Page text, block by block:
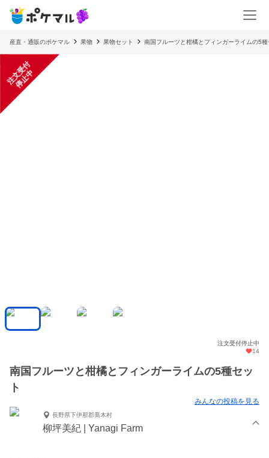
産直・通販のポケマル 果物 果物セット 南国フルーツと柑橘とフィンガーライムの5種
注
文
受
付
停
止
中
注文受付停止中
14
南国フルーツと柑橘とフィンガーライムの5種セッ
ト
みんなの投稿を見る
長野県下伊那郡喬木村
柳坪美紀 | Yanagi Farm